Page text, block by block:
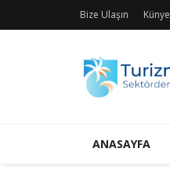
Bize Ulaşın Künye
ANASAYFA